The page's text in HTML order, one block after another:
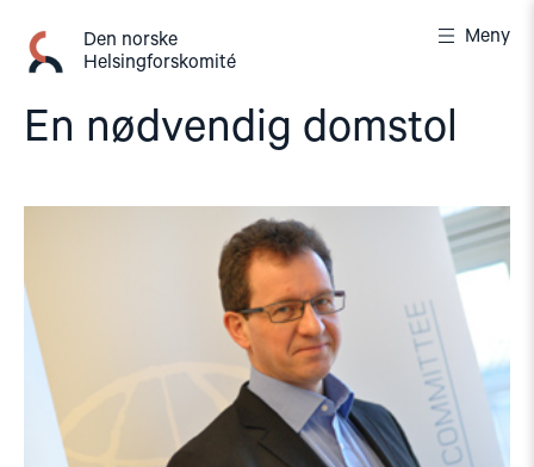
innhold
Den norske
Helsingforskomité
Meny
En nødvendig domstol